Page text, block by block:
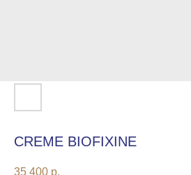
CREME BIOFIXINE
35 400 р.